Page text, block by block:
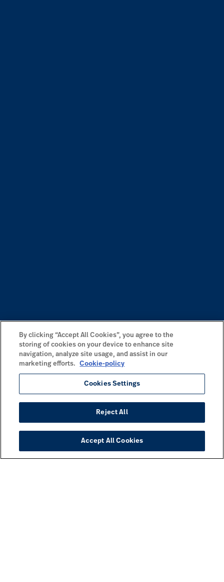
By clicking “Accept All Cookies”, you agree to the
storing of cookies on your device to enhance site
navigation, analyze site usage, and assist in our
marketing efforts.
Cookie-policy
Cookies Settings
Reject All
Accept All Cookies